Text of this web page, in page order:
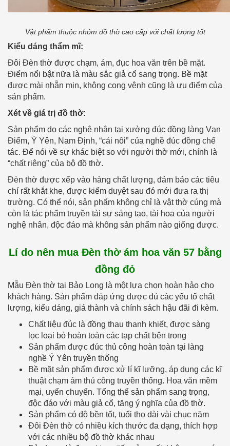
Vật phẩm thuộc nhóm đồ thờ cao cấp với chất lượng tốt
Kiểu dáng thẩm mĩ:
Đôi Đèn thờ được chạm, ám, đục hoa văn trên bề mặt.
Điểm nổi bật nữa là màu sắc giả cổ sang trọng. Bề mặt
được mài nhẵn mịn, không cong vênh cũng là ưu điểm của
sản phẩm.
Xét về giá trị đồ thờ:
Sản phẩm do các nghệ nhân tại xưởng đúc đồng làng Vạn
Điểm, Ý Yên, Nam Định, “cái nôi” của nghề đúc đồng chế
tác. Để nói về sự khác biệt so với người thờ mới, chính là
“chất riêng” của bộ đồ thờ.
Đèn thờ được xếp vào hàng chất lượng, đảm bảo các tiêu
chí rất khắt khe, được kiểm duyệt sau đó mới đưa ra thị
trường. Có thể nói, sản phẩm không chỉ là vật thờ cúng mà
còn là tác phẩm truyền tải sự sáng tạo, tài hoa của người
nghệ nhân, độc đáo mà không sản phẩm nào giống được.
Lí do nên mua Đèn thờ ám hoa văn 57 bằng
đồng đỏ
Mẫu Đèn thờ tại Bảo Long là một lựa chọn hoàn hảo cho
khách hàng. Sản phẩm đáp ứng được đủ các yếu tố chất
lượng, kiểu dáng, giá thành và chính sách hậu đãi đi kèm.
Chất liệu đúc là đồng thau thanh khiết, được sàng
lọc loại bỏ hoàn toàn các tạp chất bên trong
Sản phẩm được đúc thủ công hoàn toàn tại làng
nghề Ý Yên truyền thống
Bề mặt sản phẩm được xử lí kĩ lưỡng, áp dụng các kĩ
thuật chạm ám thủ công truyền thống. Hoa văn mềm
mại, uyển chuyển. Tổng thể sản phẩm sang trọng,
độc đáo với màu giả cổ, tăng ý nghĩa của đồ thờ.
Sản phẩm có độ bền tốt, tuổi thọ dài vài chục năm
Đôi Đèn thờ có nhiều kích thước đa dạng, thích hợp
với các nhiều bộ đồ thờ khác nhau